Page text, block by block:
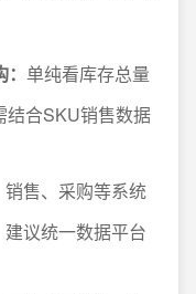
单纯看库存总量
结合SKU销售数据
销售、采购等系统
议统一数据平台